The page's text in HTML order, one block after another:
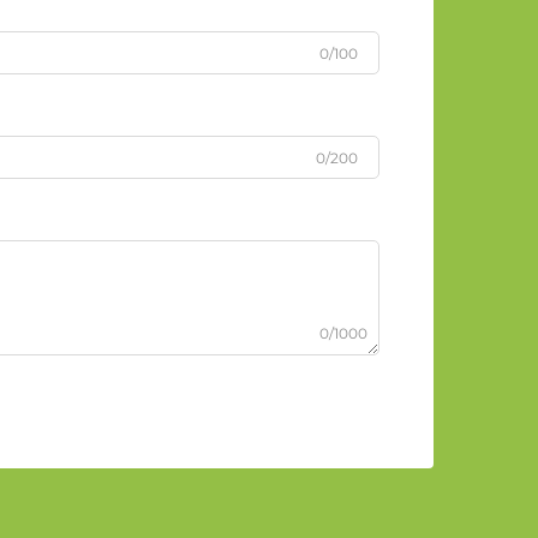
0/100
0/200
0/1000